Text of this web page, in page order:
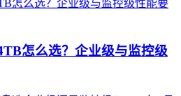
怎么选？企业级与监控级